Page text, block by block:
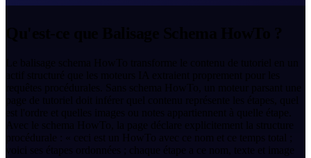
page de tutoriel doit inférer quel contenu représente les étapes, quel
est l'ordre et quelles images ou notes appartiennent à quelle étape.
Avec le schema HowTo, la page déclare explicitement la structure
procédurale : « ceci est un HowTo avec ce nom et ce temps total ;
voici ses étapes ordonnées ; chaque étape a ce nom, texte et image